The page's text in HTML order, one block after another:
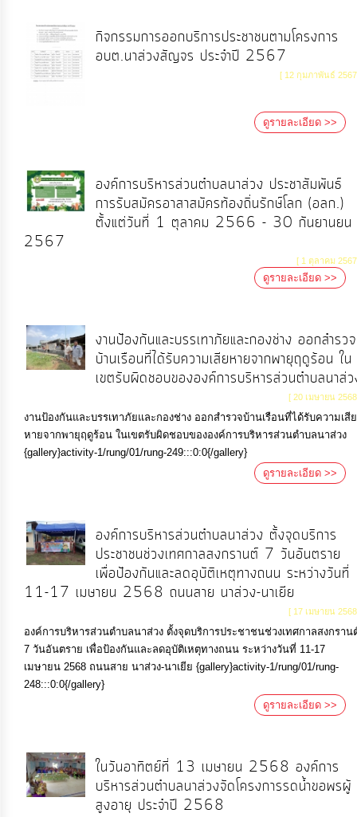
ถิ่น
ของ
เรา
ติดต่อ
กิจกรรมการออกบริการประชาชนตามโครงการ
อบต.นาส่วงสัญจร ประจำปี 2567
[ 12 กุมภาพันธ์
ดูรายละเอียด >>
องค์การบริหารส่วนตำบลนาส่วง ประชาสัมพันธ์
การรับสมัครอาสาสมัครท้องถิ่นรักษ์โลก (อลก.)
ตั้งแต่วันที่ 1 ตุลาคม 2566 - 30 กันยานยน
2567
[ 1 ตุลาคม
ดูรายละเอียด >>
งานป้องกันและบรรเทาภัยและกองช่าง ออกสำรวจ
บ้านเรือนที่ได้รับความเสียหายจากพายุฤดูร้อน ใน
เขตรับผิดชอบขององค์การบริหารส่วนตำบลนาส่
[ 20 เมษายน
งานป้องกันและบรรเทาภัยและกองช่าง ออกสำรวจบ้านเรือนที่ได้รับความเสีย
หายจากพายุฤดูร้อน ในเขตรับผิดชอบขององค์การบริหารส่วนตำบลนาส่วง
{gallery}activity-1/rung/01/rung-249:::0:0{/gallery}
ดูรายละเอียด >>
องค์การบริหารส่วนตำบลนาส่วง ตั้งจุดบริการ
ประชาชนช่วงเทศกาลสงกรานต์ 7 วันอันตราย
เพื่อป้องกันและลดอุบัติเหตุทางถนน ระหว่างวันที่
11-17 เมษายน 2568 ถนนสาย นาส่วง-นาเยีย
[ 17 เมษายน
องค์การบริหารส่วนตำบลนาส่วง ตั้งจุดบริการประชาชนช่วงเทศกาลสงกราน
7 วันอันตราย เพื่อป้องกันและลดอุบัติเหตุทางถนน ระหว่างวันที่ 11-17
เมษายน 2568 ถนนสาย นาส่วง-นาเยีย {gallery}activity-1/rung/01/rung-
248:::0:0{/gallery}
ดูรายละเอียด >>
ในวันอาทิตย์ที่ 13 เมษายน 2568 องค์การ
บริหารส่วนตำบลนาส่วงจัดโครงการรดน้ำขอพรผู้
สูงอายุ ประจำปี 2568